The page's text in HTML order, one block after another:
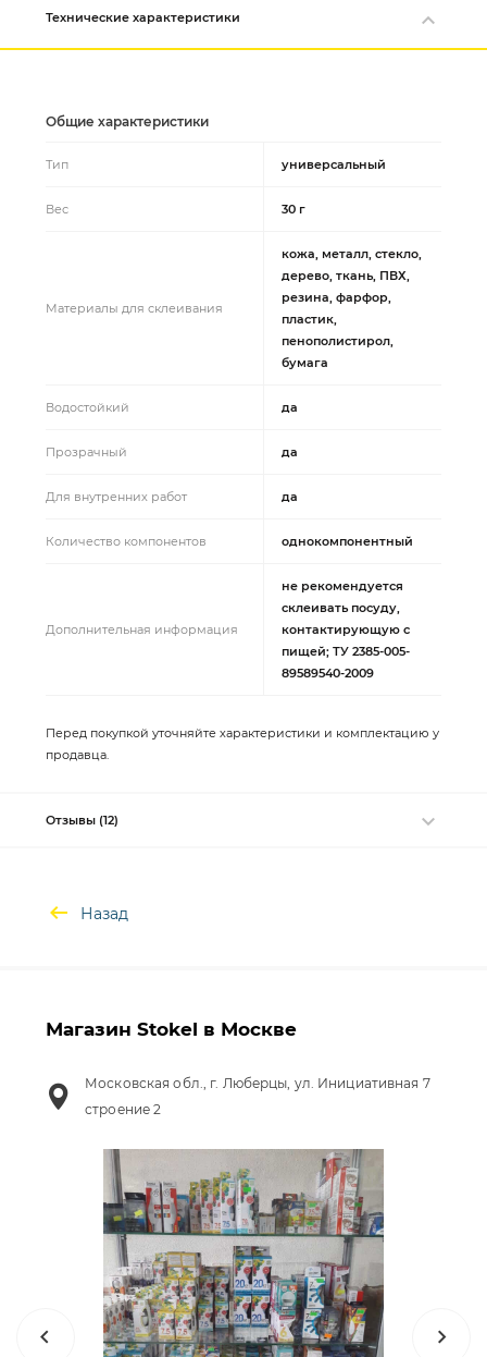
Технические характеристики
Общие характеристики
Тип универсальный
Вес 30 г
Материалы для склеивания
кожа, металл, стекло,
дерево, ткань, ПВХ,
резина, фарфор,
пластик,
пенополистирол,
бумага
Водостойкий да
Прозрачный да
Для внутренних работ да
Количество компонентов однокомпонентный
Дополнительная информация
не рекомендуется
склеивать посуду,
контактирующую с
пищей; ТУ 2385-005-
89589540-2009
Перед покупкой уточняйте характеристики и комплектацию у
продавца.
Отзывы (12)
Назад
Магазин Stokel в Москве
Московская обл., г. Люберцы, ул. Инициативная 7
строение 2